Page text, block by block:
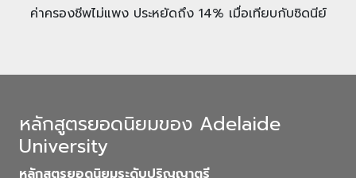
ค่าครองชีพไม่แพง ประหยัดถึง 14% เมื่อเทียบกับซิดนีย์
หลักสูตรยอดนิยมของ Adelaide
University